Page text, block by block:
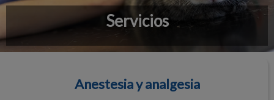
Servicios
Anestesia y analgesia